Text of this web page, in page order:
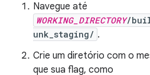
Navegue até
WORKING_DIRECTORY/
unk_staging/ .
Crie um diretório com o
que sua flag, como